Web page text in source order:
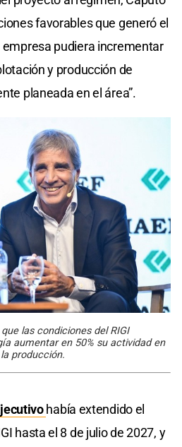
favorables que generó el
empresa pudiera incrementar
y producción de
planeada en el área”.
las condiciones del RIGI
aumentar en 50% su actividad en
producción.
había extendido el
hasta el 8 de julio de 2027, y